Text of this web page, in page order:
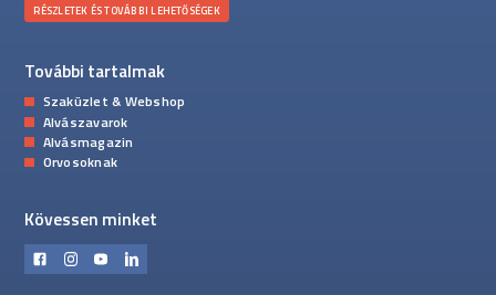
RÉSZLETEK ÉS TOVÁBBI LEHETŐSÉGEK
További tartalmak
Szaküzlet & Webshop
Alvászavarok
Alvásmagazin
Orvosoknak
Kövessen minket